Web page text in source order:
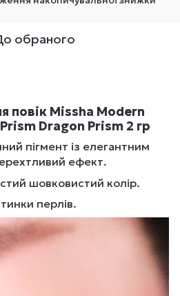
обраного
повік Missha Modern
Dragon Prism 2 гр
пігмент із елегантним
ефект.
шовковистий колір.
перлів.